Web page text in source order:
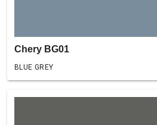
Chery BG01
BLUE GREY